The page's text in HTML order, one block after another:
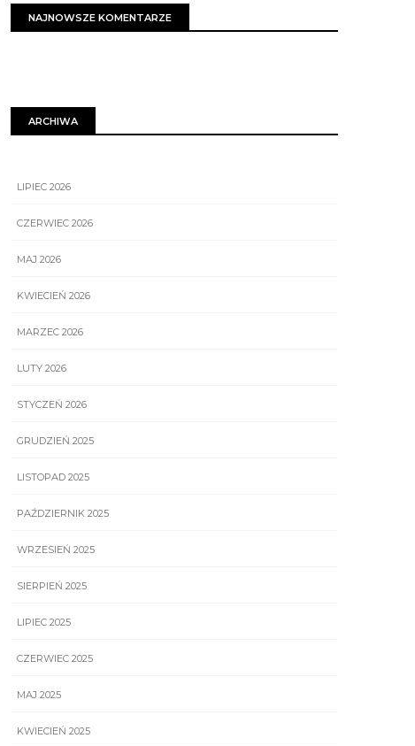
NAJNOWSZE KOMENTARZE
ARCHIWA
LIPIEC 2026
CZERWIEC 2026
MAJ 2026
KWIECIEŃ 2026
MARZEC 2026
LUTY 2026
STYCZEŃ 2026
GRUDZIEŃ 2025
LISTOPAD 2025
PAŹDZIERNIK 2025
WRZESIEŃ 2025
SIERPIEŃ 2025
LIPIEC 2025
CZERWIEC 2025
MAJ 2025
KWIECIEŃ 2025